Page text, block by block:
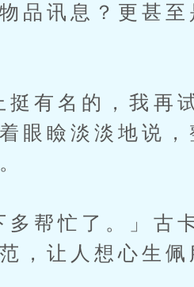
品讯息？更甚
有名的，我再
眼瞼淡淡地说
帮忙了。」古
，让人想心生佩